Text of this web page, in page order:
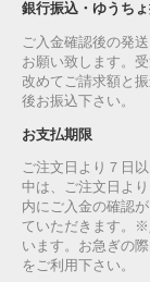
銀行振込・ゆうち
ご入金確認後の発
お願い致します。
改めてご請求額と
後お振込下さい。
お支払期限
ご注文日より７日
中は、ご注文日よ
内にご入金の確認
ていただきます。
います。お急ぎの
をご利用下さい。